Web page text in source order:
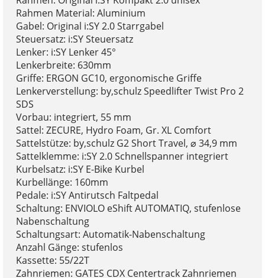
Rahmen Material: Aluminium
Gabel: Original i:SY 2.0 Starrgabel
Steuersatz: i:SY Steuersatz
Lenker: i:SY Lenker 45°
Lenkerbreite: 630mm
Griffe: ERGON GC10, ergonomische Griffe
Lenkerverstellung: by,schulz Speedlifter Twist Pro 2
SDS
Vorbau: integriert, 55 mm
Sattel: ZECURE, Hydro Foam, Gr. XL Comfort
Sattelstütze: by,schulz G2 Short Travel, ⌀ 34,9 mm
Sattelklemme: i:SY 2.0 Schnellspanner integriert
Kurbelsatz: i:SY E-Bike Kurbel
Kurbellänge: 160mm
Pedale: i:SY Antirutsch Faltpedal
Schaltung: ENVIOLO eShift AUTOMATIQ, stufenlose
Nabenschaltung
Schaltungsart: Automatik-Nabenschaltung
Anzahl Gänge: stufenlos
Kassette: 55/22T
Zahnriemen: GATES CDX Centertrack Zahnriemen